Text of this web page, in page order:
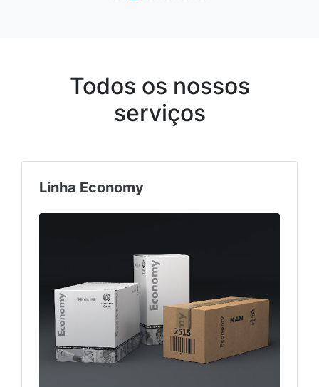
Todos os nossos
serviços
Linha Economy